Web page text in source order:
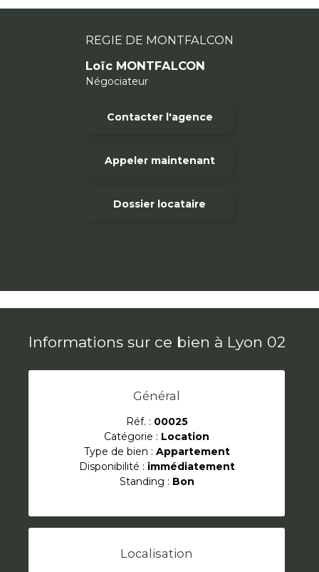
REGIE DE MONTFALCON
Loïc MONTFALCON
Négociateur
Contacter l'agence
Appeler maintenant
Dossier locataire
sélectionami
Informations sur ce bien à Lyon 02
Général
Réf. : 00025
Catégorie : Location
Type de bien : Appartement
Disponibilité : immédiatement
Standing : Bon
Localisation